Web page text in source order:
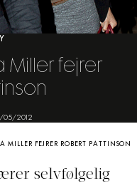
Miller fejrer
05/2012
MILLER FEJRER ROBERT PATTINSON
selvfølgelig